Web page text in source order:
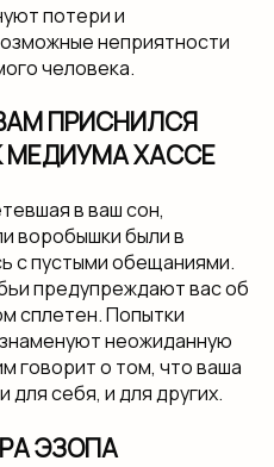
потери и
неприятности
человека.
ПРИСНИЛСЯ
МЕДИУМА ХАССЕ
в ваш сон,
воробышки были в
с пустыми обещаниями.
предупреждают вас об
сплетен. Попытки
неожиданную
говорит о том, что ваша
для себя, и для других.
ЭЗОПА